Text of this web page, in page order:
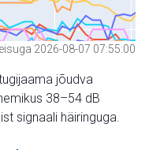
2026-08-07 07:55:00
jõudva
38–54 dB
signaali häiringuga.